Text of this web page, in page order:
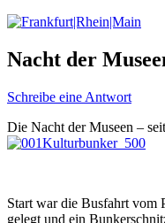
Nacht der
Schreibe eine Antwort
Die Nacht der Museen –
Start war die Busfahrt vom
gelegt und ein